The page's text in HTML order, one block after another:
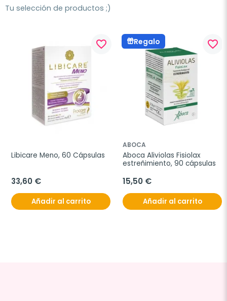
Tu selección de productos ;)
favorite_border
Libicare Meno, 60 Cápsulas
33,60 €
Añadir al carrito
Regalo favorite_border
ABOCA
Aboca Aliviolas Fisiolax
estreñimiento, 90 cápsulas
15,50 €
Añadir al carrito